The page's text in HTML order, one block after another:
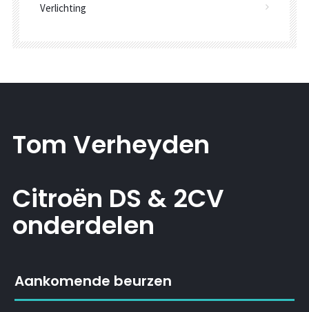
Verlichting
Tom Verheyden
Citroën DS & 2CV
onderdelen
Aankomende beurzen